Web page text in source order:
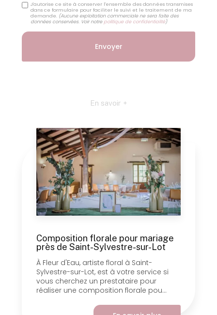
J'autorise ce site à conserver l'ensemble des données transmises
dans ce formulaire pour faciliter le suivi et le traitement de ma
demande. (Aucune exploitation commerciale ne sera faite des
données conservées. Voir notre politique de confidentialité)
En savoir +
Composition florale pour mariage
près de Saint-Sylvestre-sur-Lot
À Fleur d'Eau, artiste floral à Saint-
Sylvestre-sur-Lot, est à votre service si
vous cherchez un prestataire pour
réaliser une composition florale pou...